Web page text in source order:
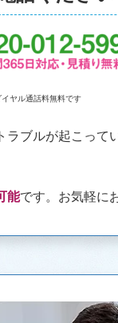
イヤル通話料無料です
ブルが起こって
能です。お気軽に